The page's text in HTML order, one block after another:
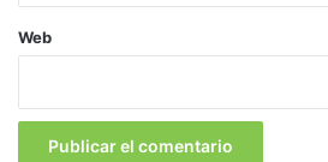
Web